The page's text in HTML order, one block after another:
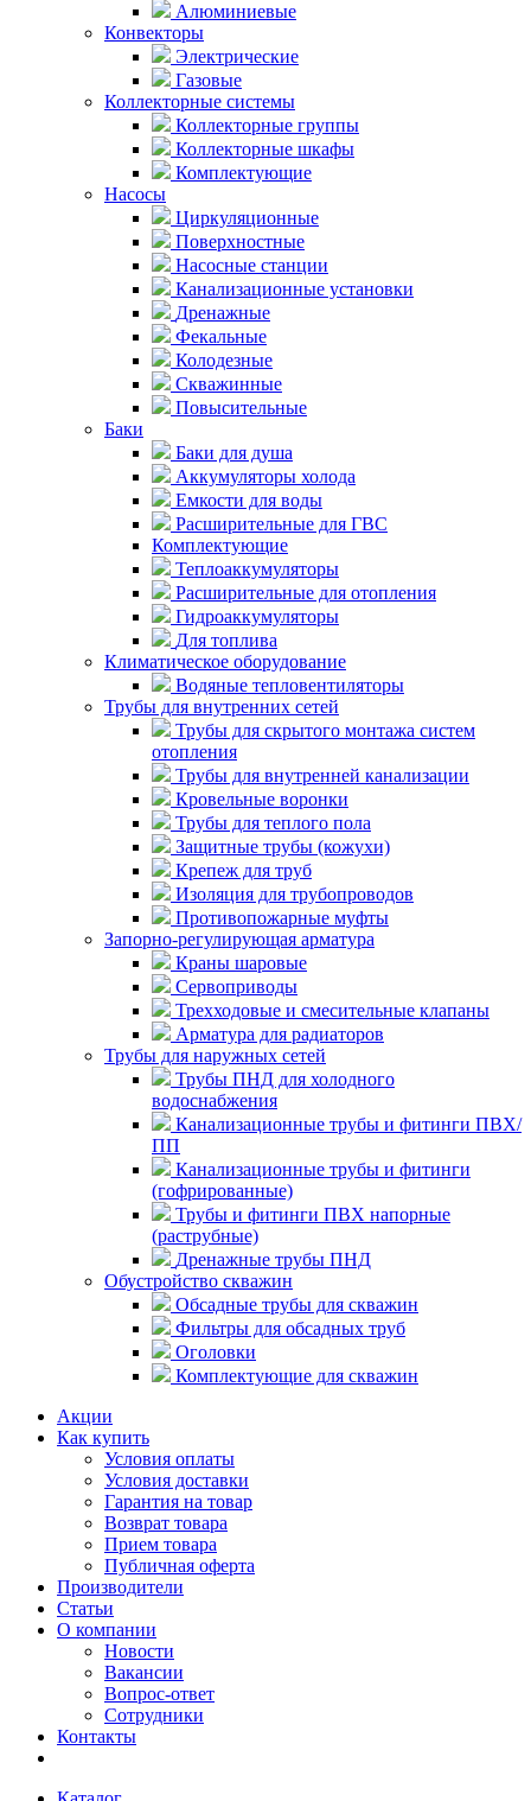
Алюминиевые
Конвекторы
Электрические
Газовые
Коллекторные системы
Коллекторные группы
Коллекторные шкафы
Комплектующие
Насосы
Циркуляционные
Поверхностные
Насосные станции
Канализационные установки
Дренажные
Фекальные
Колодезные
Скважинные
Повысительные
Баки
Баки для душа
Аккумуляторы холода
Емкости для воды
Расширительные для ГВС
Комплектующие
Теплоаккумуляторы
Расширительные для отопления
Гидроаккумуляторы
Для топлива
Климатическое оборудование
Водяные тепловентиляторы
Трубы для внутренних сетей
Трубы для скрытого монтажа систем
отопления
Трубы для внутренней канализации
Кровельные воронки
Трубы для теплого пола
Защитные трубы (кожухи)
Крепеж для труб
Изоляция для трубопроводов
Противопожарные муфты
Запорно-регулирующая арматура
Краны шаровые
Сервоприводы
Трехходовые и смесительные клапаны
Арматура для радиаторов
Трубы для наружных сетей
Трубы ПНД для холодного
водоснабжения
Канализационные трубы и фитинги ПВХ/
ПП
Канализационные трубы и фитинги
(гофрированные)
Трубы и фитинги ПВХ напорные
(раструбные)
Дренажные трубы ПНД
Обустройство скважин
Обсадные трубы для скважин
Фильтры для обсадных труб
Оголовки
Комплектующие для скважин
Акции
Как купить
Условия оплаты
Условия доставки
Гарантия на товар
Возврат товара
Прием товара
Публичная оферта
Производители
Статьи
О компании
Новости
Вакансии
Вопрос-ответ
Сотрудники
Контакты